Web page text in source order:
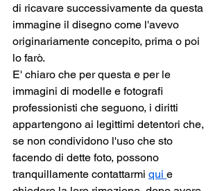
di ricavare successivamente da questa
immagine il disegno come l'avevo
originariamente concepito, prima o poi
lo farò.
E' chiaro che per questa e per le
immagini di modelle e fotografi
professionisti che seguono, i diritti
appartengono ai legittimi detentori che,
se non condividono l'uso che sto
facendo di dette foto, possono
tranquillamente contattarmi qui e